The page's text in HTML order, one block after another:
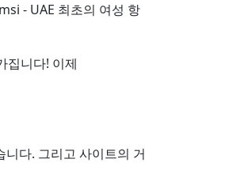
- UAE 최초의 여성 항
집니다! 이제
다. 그리고 사이트의 거